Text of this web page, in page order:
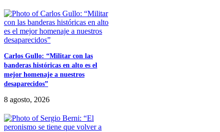
Carlos Gullo: “Militar con las
banderas históricas en alto es el
mejor homenaje a nuestros
desaparecidos”
8 agosto, 2026